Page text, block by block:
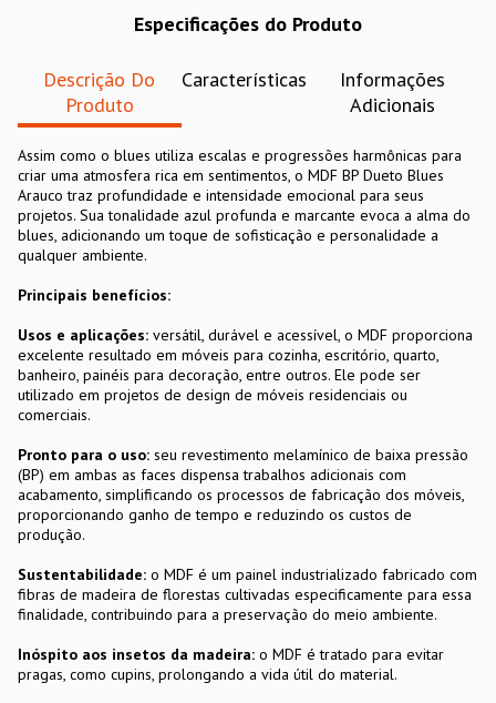
Especificações do Produto
Descrição Do
Produto
Características
Informações
Adicionais
Assim como o blues utiliza escalas e progressões harmônicas para
criar uma atmosfera rica em sentimentos, o MDF BP Dueto Blues
Arauco traz profundidade e intensidade emocional para seus
projetos. Sua tonalidade azul profunda e marcante evoca a alma do
blues, adicionando um toque de sofisticação e personalidade a
qualquer ambiente.
Principais benefícios:
Usos e aplicações: versátil, durável e acessível, o MDF proporciona
excelente resultado em móveis para cozinha, escritório, quarto,
banheiro, painéis para decoração, entre outros. Ele pode ser
utilizado em projetos de design de móveis residenciais ou
comerciais.
Pronto para o uso: seu revestimento melamínico de baixa pressão
(BP) em ambas as faces dispensa trabalhos adicionais com
acabamento, simplificando os processos de fabricação dos móveis,
proporcionando ganho de tempo e reduzindo os custos de
produção.
Sustentabilidade: o MDF é um painel industrializado fabricado com
fibras de madeira de florestas cultivadas especificamente para essa
finalidade, contribuindo para a preservação do meio ambiente.
Inóspito aos insetos da madeira: o MDF é tratado para evitar
pragas, como cupins, prolongando a vida útil do material.